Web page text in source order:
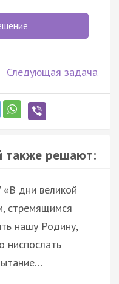
Следующая задача
также решают:
«В дни великой
стремящимся
нашу Родину,
ниспослать